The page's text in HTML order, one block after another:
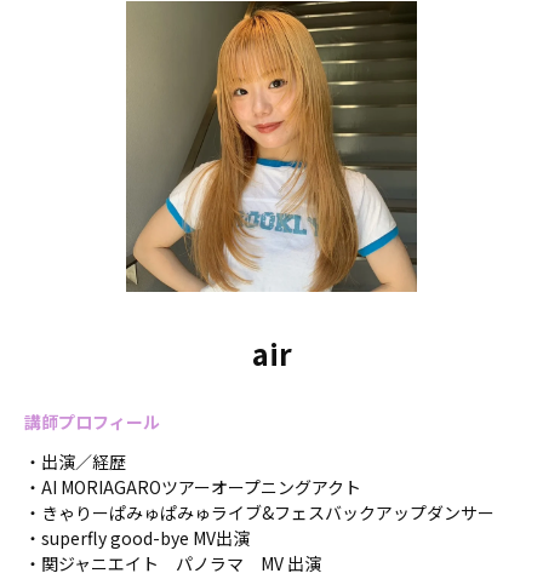
air
講師プロフィール
・出演／経歴
・AI MORIAGAROツアーオープニングアクト
・きゃりーぱみゅぱみゅライブ&フェスバックアップダンサー
・superfly good-bye MV出演
・関ジャニエイト パノラマ MV 出演